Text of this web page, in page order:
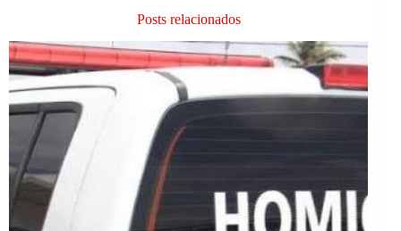
Posts relacionados